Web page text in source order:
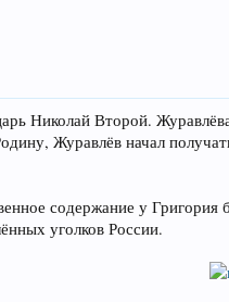
Николай Второй.
Журавлёв начал
содержание у
уголков России.